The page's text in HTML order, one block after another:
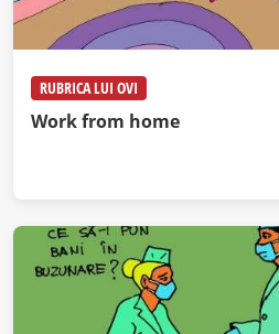
RUBRICA LUI OVI
Work from home